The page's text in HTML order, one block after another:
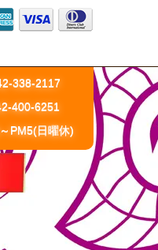
338-2117
400-6251
PM5(日曜休)